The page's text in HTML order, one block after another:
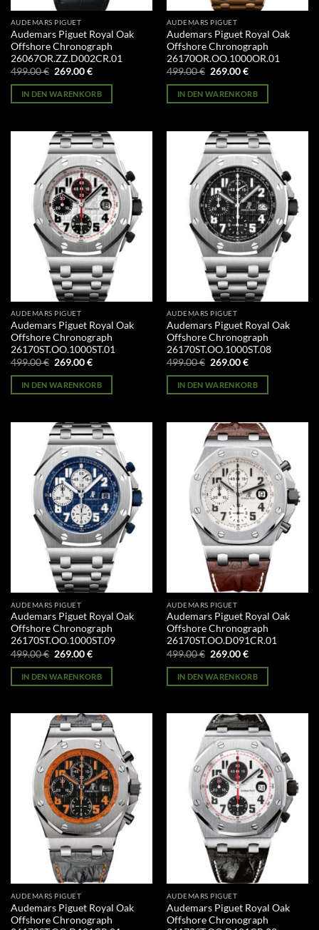
AUDEMARS PIGUET
Audemars Piguet Royal Oak
Offshore Chronograph
26067OR.ZZ.D002CR.01
499.00€ Ursprünglicher
war:
499.00 €
269.00€Aktueller
ist:
269.00 €.
IN DEN WARENKORB
AUDEMARS PIGUET
Audemars Piguet Royal Oak
Offshore Chronograph
26170OR.OO.1000OR.01
499.00€ Ursprünglicher
war:
499.00 €
269.00€Aktueller
ist:
269.00 €.
IN DEN WARENKORB
AUDEMARS PIGUET
Audemars Piguet Royal Oak
Offshore Chronograph
26170ST.OO.1000ST.01
499.00€ Ursprünglicher
war:
499.00 €
269.00€Aktueller
ist:
269.00 €.
IN DEN WARENKORB
AUDEMARS PIGUET
Audemars Piguet Royal Oak
Offshore Chronograph
26170ST.OO.1000ST.08
499.00€ Ursprünglicher
war:
499.00 €
269.00€Aktueller
ist:
269.00 €.
IN DEN WARENKORB
AUDEMARS PIGUET
Audemars Piguet Royal Oak
Offshore Chronograph
26170ST.OO.1000ST.09
499.00€ Ursprünglicher
war:
499.00 €
269.00€Aktueller
ist:
269.00 €.
IN DEN WARENKORB
AUDEMARS PIGUET
Audemars Piguet Royal Oak
Offshore Chronograph
26170ST.OO.D091CR.01
499.00€ Ursprünglicher
war:
499.00 €
269.00€Aktueller
ist:
269.00 €.
IN DEN WARENKORB
AUDEMARS PIGUET
Audemars Piguet Royal Oak
Offshore Chronograph
AUDEMARS PIGUET
Audemars Piguet Royal Oak
Offshore Chronograph